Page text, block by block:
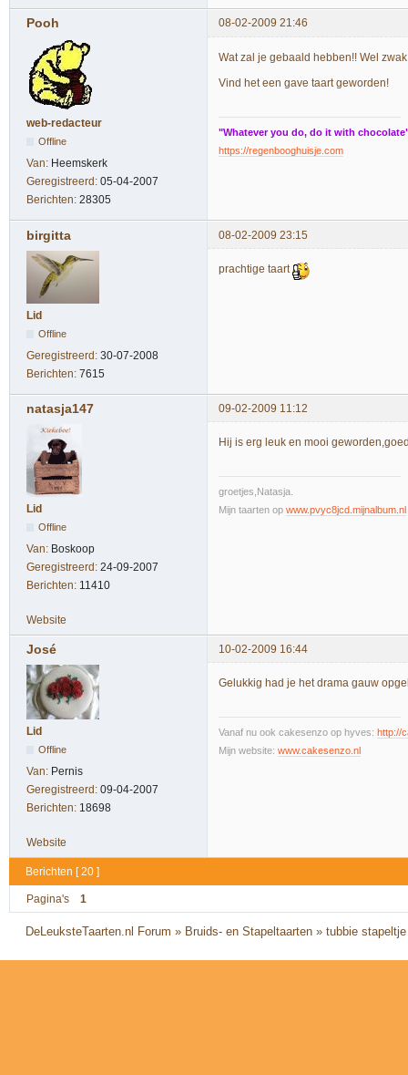
Pooh 08-02-2009 21:46
web-redacteur
Offline
Van: Heemskerk
Geregistreerd: 05-04-2007
Berichten: 28305
Wat zal je gebaald hebben!! Wel
Vind het een gave taart geworden!
"Whatever you do, do it with
https://regenbooghuisje.com
birgitta 08-02-2009 23:15
Lid
Offline
Geregistreerd: 30-07-2008
Berichten: 7615
prachtige taart
natasja147 09-02-2009 11:12
Lid
Offline
Van: Boskoop
Geregistreerd: 24-09-2007
Berichten: 11410
Hij is erg leuk en mooi
groetjes,Natasja.
Mijn taarten op www.pvyc8jcd.mijnalbum.nl
Website
José 10-02-2009 16:44
Lid
Offline
Van: Pernis
Geregistreerd: 09-04-2007
Berichten: 18698
Gelukkig had je het drama gauw
Vanaf nu ook cakesenzo op hyves: http://
Mijn website: www.cakesenzo.nl
Website
Berichten [ 20 ]
Pagina's 1
DeLeuksteTaarten.nl Forum » Bruids- en Stapeltaarten »tubbie stapeltje